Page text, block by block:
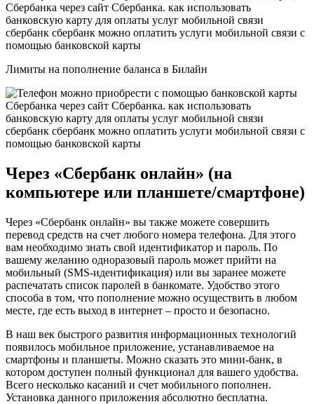
Лимиты на пополнение баланса в Билайн
Через «Сбербанк онлайн» (на
компьютере или планшете/смартфоне)
Через «Сбербанк онлайн» вы также можете совершить
перевод средств на счет любого номера телефона. Для этого
вам необходимо знать свой идентификатор и пароль. По
вашему желанию одноразовый пароль может прийти на
мобильный (SMS-идентификация) или вы заранее можете
распечатать список паролей в банкомате. Удобство этого
способа в том, что пополнение можно осуществить в любом
месте, где есть выход в интернет – просто и безопасно.
В наш век быстрого развития информационных технологий
появилось мобильное приложение, устанавливаемое на
смартфоны и планшеты. Можно сказать это мини-банк, в
котором доступен полный функционал для вашего удобства.
Всего несколько касаний и счет мобильного пополнен.
Установка данного приложения абсолютно бесплатна.